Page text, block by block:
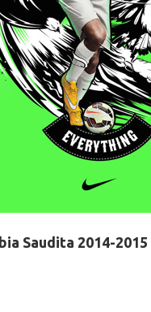
Saudita 2014-2015